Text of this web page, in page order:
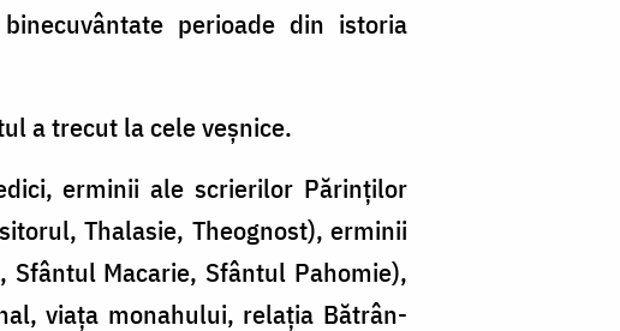
perioade din istoria
a trecut la cele veșnice.
erminii ale scrierilor Părinţilor
Thalasie, Theognost), erminii
Macarie, Sfântul Pahomie),
viaţa monahului, relaţia Bătrân-